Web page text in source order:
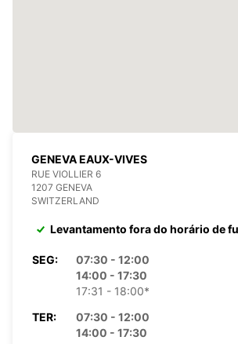
GENEVA EAUX-VIVES
RUE VIOLLIER 6
1207 GENEVA
SWITZERLAND
Levantamento fora do horário de
SEG:
07:30 - 12:00
14:00 - 17:30
17:31 - 18:00*
TER:
07:30 - 12:00
14:00 - 17:30